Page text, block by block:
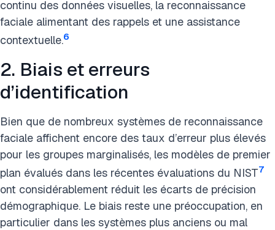
continu des données visuelles, la reconnaissance
faciale alimentant des rappels et une assistance
contextuelle.6
2. Biais et erreurs
d’identification
Bien que de nombreux systèmes de reconnaissance
faciale affichent encore des taux d’erreur plus élevés
pour les groupes marginalisés, les modèles de premier
plan évalués dans les récentes évaluations du NIST7
ont considérablement réduit les écarts de précision
démographique. Le biais reste une préoccupation, en
particulier dans les systèmes plus anciens ou mal